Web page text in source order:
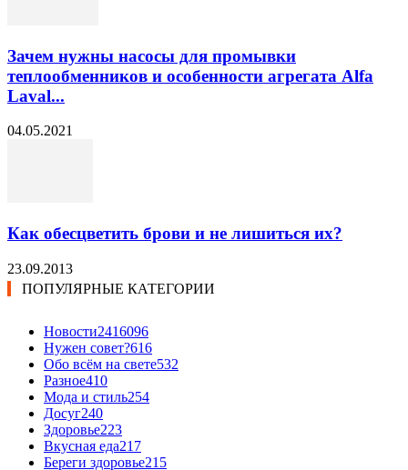
Зачем нужны насосы для промывки
теплообменников и особенности агрегата Alfa
Laval...
04.05.2021
Как обесцветить брови и не лишиться их?
23.09.2013
ПОПУЛЯРНЫЕ КАТЕГОРИИ
Новости2416096
Нужен совет?616
Обо всём на свете532
Разное410
Мода и стиль254
Досуг240
Здоровье223
Вкусная еда217
Береги здоровье215